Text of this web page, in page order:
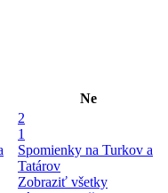
Ne
2
1
Spomienky na Turkov a
Tatárov
Zobraziť všetky